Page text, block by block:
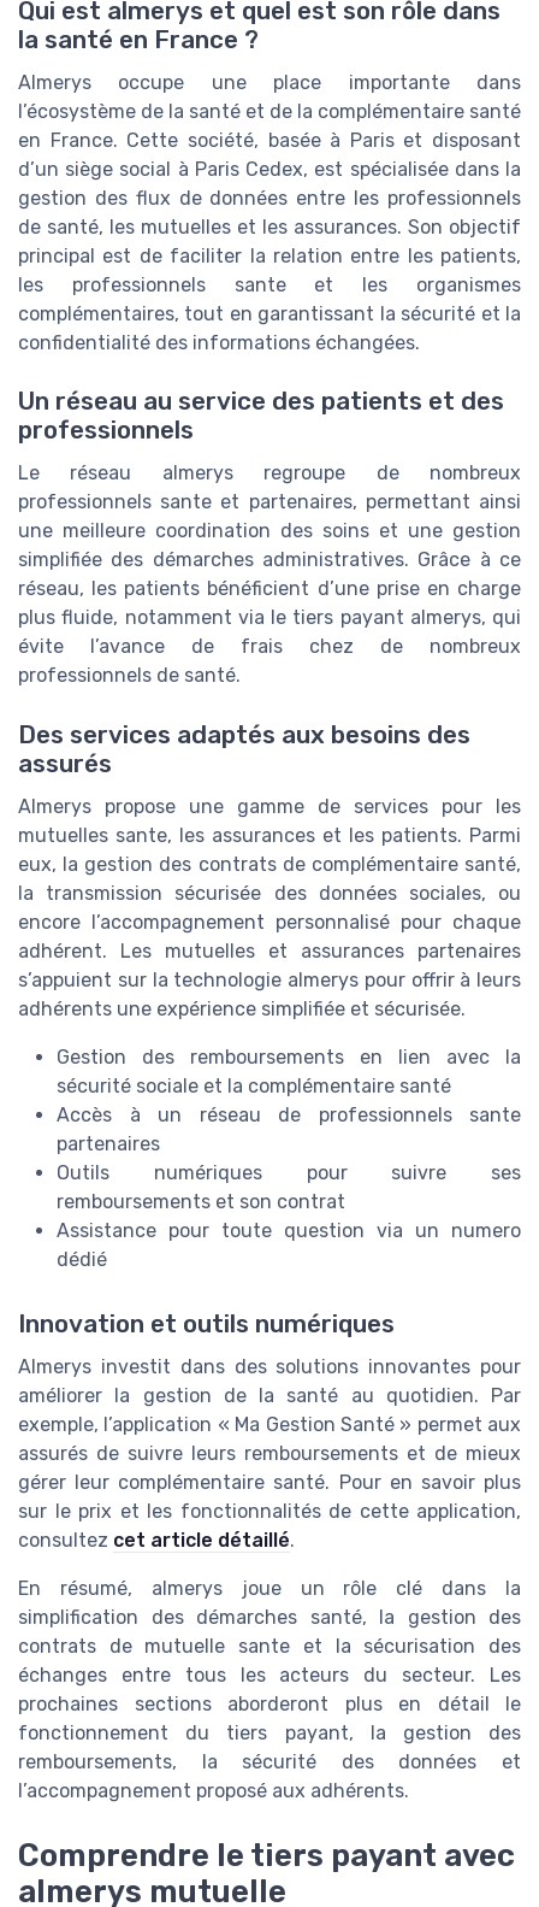
Qui est almerys et quel est son rôle dans
la santé en France ?
Almerys occupe une place importante dans
l’écosystème de la santé et de la complémentaire santé
en France. Cette société, basée à Paris et disposant
d’un siège social à Paris Cedex, est spécialisée dans la
gestion des flux de données entre les professionnels
de santé, les mutuelles et les assurances. Son objectif
principal est de faciliter la relation entre les patients,
les professionnels sante et les organismes
complémentaires, tout en garantissant la sécurité et la
confidentialité des informations échangées.
Un réseau au service des patients et des
professionnels
Le réseau almerys regroupe de nombreux
professionnels sante et partenaires, permettant ainsi
une meilleure coordination des soins et une gestion
simplifiée des démarches administratives. Grâce à ce
réseau, les patients bénéficient d’une prise en charge
plus fluide, notamment via le tiers payant almerys, qui
évite l’avance de frais chez de nombreux
professionnels de santé.
Des services adaptés aux besoins des
assurés
Almerys propose une gamme de services pour les
mutuelles sante, les assurances et les patients. Parmi
eux, la gestion des contrats de complémentaire santé,
la transmission sécurisée des données sociales, ou
encore l’accompagnement personnalisé pour chaque
adhérent. Les mutuelles et assurances partenaires
s’appuient sur la technologie almerys pour offrir à leurs
adhérents une expérience simplifiée et sécurisée.
Gestion des remboursements en lien avec la
sécurité sociale et la complémentaire santé
Accès à un réseau de professionnels sante
partenaires
Outils numériques pour suivre ses
remboursements et son contrat
Assistance pour toute question via un numero
dédié
Innovation et outils numériques
Almerys investit dans des solutions innovantes pour
améliorer la gestion de la santé au quotidien. Par
exemple, l’application « Ma Gestion Santé » permet aux
assurés de suivre leurs remboursements et de mieux
gérer leur complémentaire santé. Pour en savoir plus
sur le prix et les fonctionnalités de cette application,
consultez cet article détaillé.
En résumé, almerys joue un rôle clé dans la
simplification des démarches santé, la gestion des
contrats de mutuelle sante et la sécurisation des
échanges entre tous les acteurs du secteur. Les
prochaines sections aborderont plus en détail le
fonctionnement du tiers payant, la gestion des
remboursements, la sécurité des données et
l’accompagnement proposé aux adhérents.
Comprendre le tiers payant avec
almerys mutuelle